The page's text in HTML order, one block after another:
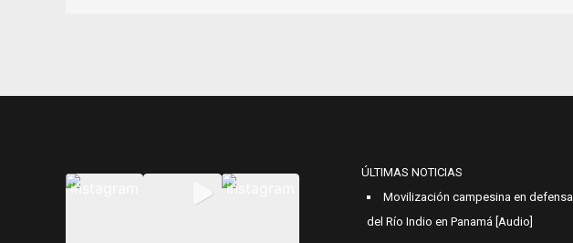
ÚLTIMAS NOTICIAS
Movilización campesina en defensa
del Río Indio en Panamá [Audio]